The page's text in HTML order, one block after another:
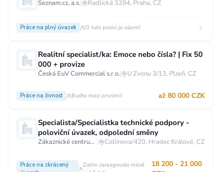
Seznam.cz, a.s.| Radlická 3294, Praha, CZ
Práce na plný úvazek O tuto pozici je zájem!
Realitní specialist/ka: Emoce nebo čísla? | Fix 50
000 + provize
Česká EuV Commercial s.r.o.| U Zvonu 3/13, Plzeň, CZ
Práce na živnost Buďte mezi prvními! až 80 000 CZK
Specialista/Specialistka technické podpory -
poloviční úvazek, odpolední směny
Zákaznické centrum T-Mobile | Collinova/420, Hradec Králové, CZ
Práce na zkrácený
Zatím zareagovalo méně
18 200 - 21 000